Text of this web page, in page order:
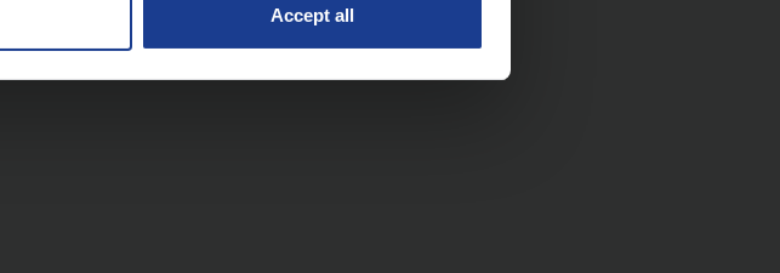
Accept all